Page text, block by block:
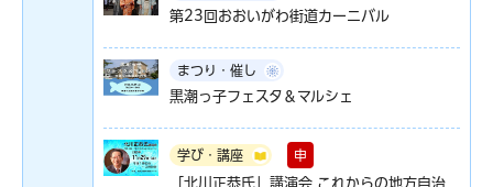
第23回おおいがわ街道カーニバル
まつり・催し
黒潮っ子フェスタ＆マルシェ
学び・講座 申
「北川正恭氏」講演会 これからの地方自治